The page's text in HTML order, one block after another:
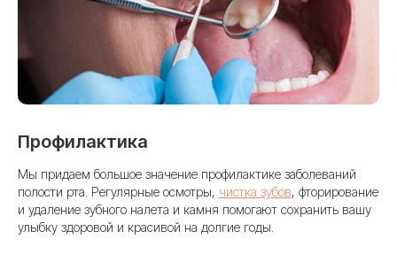
Профилактика
Мы придаем большое значение профилактике заболеваний
полости рта. Регулярные осмотры, чистка зубов, фторирование
и удаление зубного налета и камня помогают сохранить вашу
улыбку здоровой и красивой на долгие годы.